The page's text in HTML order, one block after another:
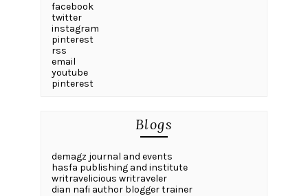
facebook
twitter
instagram
pinterest
rss
email
youtube
pinterest
Blogs
demagz journal and events
hasfa publishing and institute
writravelicious writraveler
dian nafi author blogger trainer